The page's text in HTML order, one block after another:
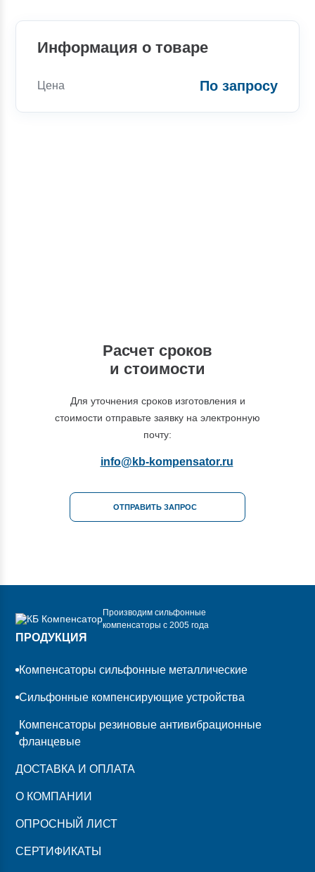
Информация о товаре
Цена По запросу
Расчет сроков
и стоимости
Для уточнения сроков изготовления и
стоимости отправьте заявку на электронную
почту:
info@kb-kompensator.ru
ОТПРАВИТЬ ЗАПРОС
Производим сильфонные
компенсаторы с 2005 года
ПРОДУКЦИЯ
Компенсаторы сильфонные металлические
Сильфонные компенсирующие устройства
Компенсаторы резиновые антивибрационные
фланцевые
ДОСТАВКА И ОПЛАТА
О КОМПАНИИ
ОПРОСНЫЙ ЛИСТ
СЕРТИФИКАТЫ